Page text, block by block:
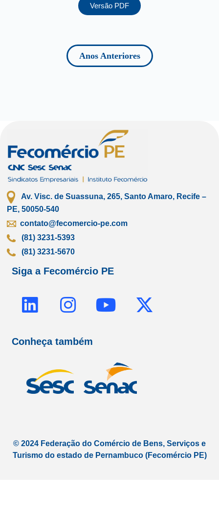
Versão PDF
Anos Anteriores
Av. Visc. de Suassuna, 265, Santo Amaro, Recife –
PE, 50050-540
contato@fecomercio-pe.com
(81) 3231-5393
(81) 3231-5670
Siga a Fecomércio PE
L
i
n
k
d
I
n
s
t
a
g
m
Y
o
u
b
X
-
r
Conheça também
© 2024 Federação do Comércio de Bens, Serviços e
Turismo do estado de Pernambuco (Fecomércio PE)